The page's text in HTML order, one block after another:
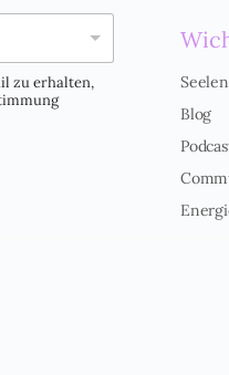
zu erhalten,
Blog